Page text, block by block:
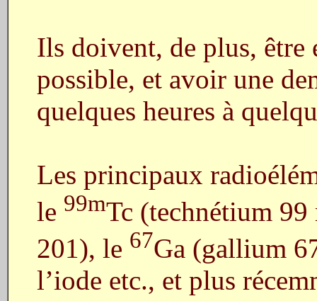
Ils doivent, de plus, être
possible, et avoir une
quelques heures à
Les principaux
le 99mTc (technétium
201), le 67Ga (gallium
l’iode etc., et plus